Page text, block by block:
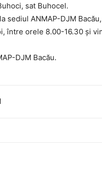
sat Buhocel.
ANMAP-DJM
între orele 8.00-16.30 și
DJM Bacău.